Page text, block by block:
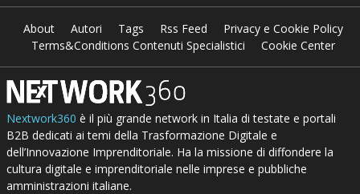
About Autori Tags Rss Feed
Privacy e Cookie Policy
Terms&Conditions Contenuti Specialistici
Cookie Center
Nextwork360 è il più grande network in Italia di testate e portali
B2B dedicati ai temi della Trasformazione Digitale e
dell’Innovazione Imprenditoriale. Ha la missione di diffondere la
cultura digitale e imprenditoriale nelle imprese e pubbliche
amministrazioni italiane.